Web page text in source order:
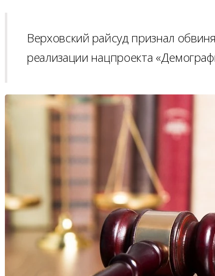
Верховский райсуд признал
реализации нацпроекта